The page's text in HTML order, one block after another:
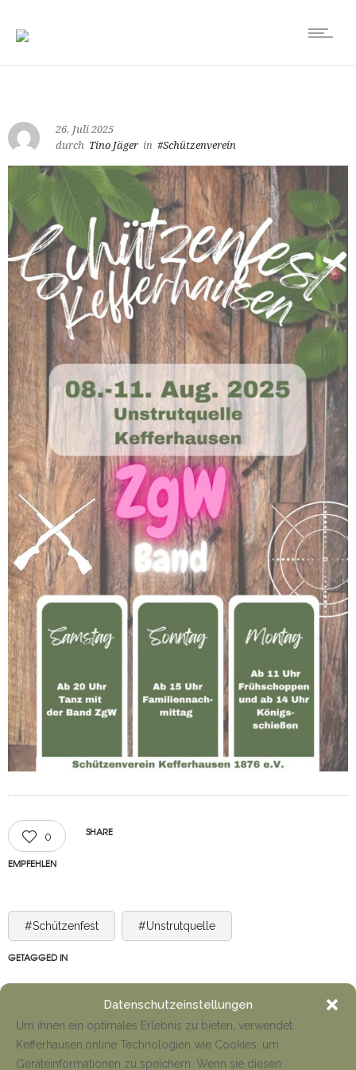
Datenschutzeinstellungen
Um ihnen ein optimales Erlebnis zu bieten, verwendet
Kefferhausen.online Technologien wie Cookies, um
Geräteinformationen zu speichern. Wenn sie diesen
26. Juli 2025
durch Tino Jäger in #Schützenverein
0
EMPFEHLEN
SHARE
#Schützenfest #Unstrutquelle
GETAGGED IN